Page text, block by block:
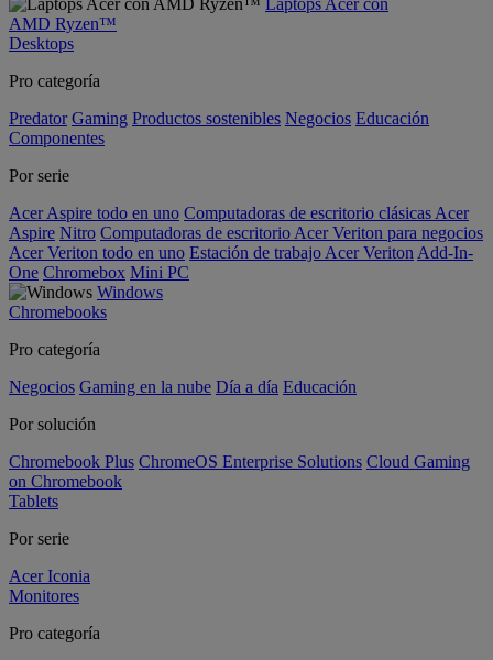
Laptops Acer con
AMD Ryzen™
Desktops
Pro categoría
Predator Gaming Productos sostenibles Negocios Educación
Componentes
Por serie
Acer Aspire todo en uno Computadoras de escritorio clásicas Acer
Aspire Nitro Computadoras de escritorio Acer Veriton para negocios
Acer Veriton todo en uno Estación de trabajo Acer Veriton Add-In-
One Chromebox Mini PC
Windows
Chromebooks
Pro categoría
Negocios Gaming en la nube Día a día Educación
Por solución
Chromebook Plus ChromeOS Enterprise Solutions Cloud Gaming
on Chromebook
Tablets
Por serie
Acer Iconia
Monitores
Pro categoría